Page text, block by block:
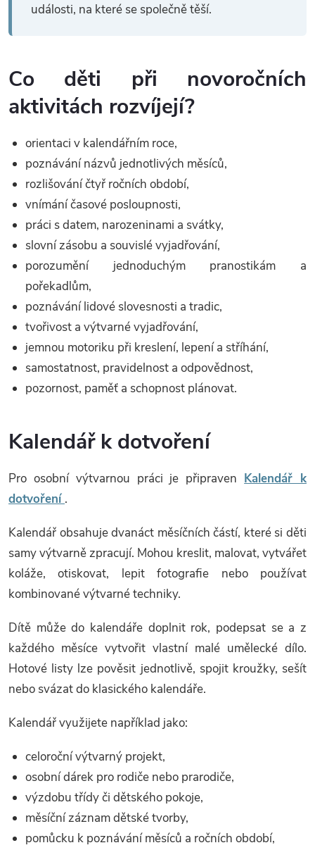
události, na které se společně těší.
Co děti při novoročních
aktivitách rozvíjejí?
orientaci v kalendářním roce,
poznávání názvů jednotlivých měsíců,
rozlišování čtyř ročních období,
vnímání časové posloupnosti,
práci s datem, narozeninami a svátky,
slovní zásobu a souvislé vyjadřování,
porozumění jednoduchým pranostikám a
pořekadlům,
poznávání lidové slovesnosti a tradic,
tvořivost a výtvarné vyjadřování,
jemnou motoriku při kreslení, lepení a stříhání,
samostatnost, pravidelnost a odpovědnost,
pozornost, paměť a schopnost plánovat.
Kalendář k dotvoření
Pro osobní výtvarnou práci je připraven Kalendář k
dotvoření .
Kalendář obsahuje dvanáct měsíčních částí, které si děti
samy výtvarně zpracují. Mohou kreslit, malovat, vytvářet
koláže, otiskovat, lepit fotografie nebo používat
kombinované výtvarné techniky.
Dítě může do kalendáře doplnit rok, podepsat se a z
každého měsíce vytvořit vlastní malé umělecké dílo.
Hotové listy lze pověsit jednotlivě, spojit kroužky, sešít
nebo svázat do klasického kalendáře.
Kalendář využijete například jako:
celoroční výtvarný projekt,
osobní dárek pro rodiče nebo prarodiče,
výzdobu třídy či dětského pokoje,
měsíční záznam dětské tvorby,
pomůcku k poznávání měsíců a ročních období,